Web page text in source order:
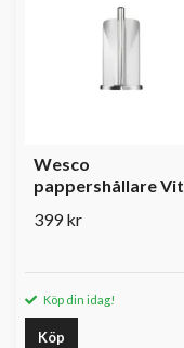
Wesco
pappershållare Vit
399 kr
Köp din idag!
Köp